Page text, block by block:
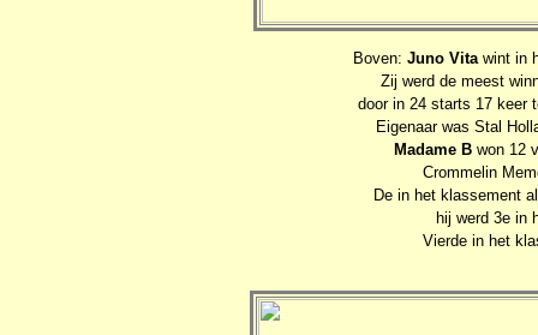
Boven: Juno Vitawint in
Zij werd de meest
door in 24 starts 17 keer
Eigenaar was Stal
Madame B won 12
Crommelin
De in het klassement
hij werd 3e in
Vierde in het